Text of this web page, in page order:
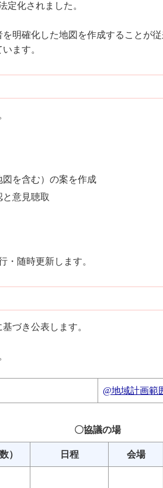
定化されました。
を明確化した地図を作成することが
ます。
を含む）の案を作成
意見聴取
・随時更新します。
づき公表します。
@地域計画範
〇協議の場
） 日程 会場